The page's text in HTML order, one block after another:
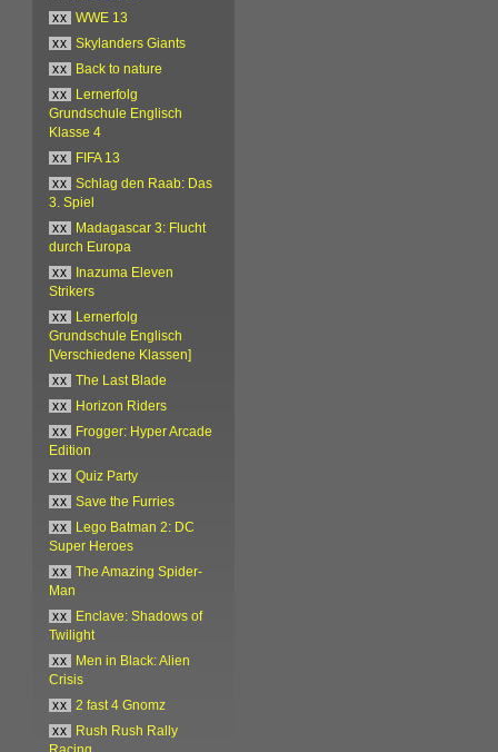
xx
WWE 13
xx
Skylanders Giants
xx
Back to nature
xx
Lernerfolg
Grundschule Englisch
Klasse 4
xx
FIFA 13
xx
Schlag den Raab: Das
3. Spiel
xx
Madagascar 3: Flucht
durch Europa
xx
Inazuma Eleven
Strikers
xx
Lernerfolg
Grundschule Englisch
[Verschiedene Klassen]
xx
The Last Blade
xx
Horizon Riders
xx
Frogger: Hyper Arcade
Edition
xx
Quiz Party
xx
Save the Furries
xx
Lego Batman 2: DC
Super Heroes
xx
The Amazing Spider-
Man
xx
Enclave: Shadows of
Twilight
xx
Men in Black: Alien
Crisis
xx
2 fast 4 Gnomz
xx
Rush Rush Rally